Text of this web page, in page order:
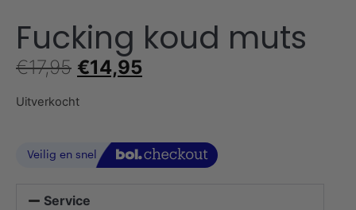
Fucking koud muts
€17,95 €14,95
Uitverkocht
Service